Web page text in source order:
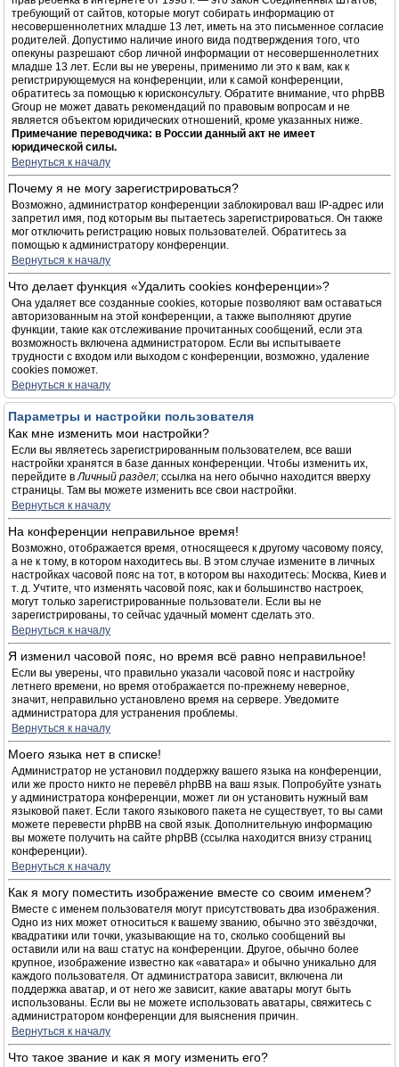
требующий от сайтов, которые могут собирать информацию от
несовершеннолетних младше 13 лет, иметь на это письменное согласие
родителей. Допустимо наличие иного вида подтверждения того, что
опекуны разрешают сбор личной информации от несовершеннолетних
младше 13 лет. Если вы не уверены, применимо ли это к вам, как к
регистрирующемуся на конференции, или к самой конференции,
обратитесь за помощью к юрисконсульту. Обратите внимание, что phpBB
Group не может давать рекомендаций по правовым вопросам и не
является объектом юридических отношений, кроме указанных ниже.
Примечание переводчика: в России данный акт не имеет
юридической силы.
Вернуться к началу
Почему я не могу зарегистрироваться?
Возможно, администратор конференции заблокировал ваш IP-адрес или
запретил имя, под которым вы пытаетесь зарегистрироваться. Он также
мог отключить регистрацию новых пользователей. Обратитесь за
помощью к администратору конференции.
Вернуться к началу
Что делает функция «Удалить cookies конференции»?
Она удаляет все созданные cookies, которые позволяют вам оставаться
авторизованным на этой конференции, а также выполняют другие
функции, такие как отслеживание прочитанных сообщений, если эта
возможность включена администратором. Если вы испытываете
трудности с входом или выходом с конференции, возможно, удаление
cookies поможет.
Вернуться к началу
Параметры и настройки пользователя
Как мне изменить мои настройки?
Если вы являетесь зарегистрированным пользователем, все ваши
настройки хранятся в базе данных конференции. Чтобы изменить их,
перейдите вЛичный раздел; ссылка на него обычно находится вверху
страницы. Там вы можете изменить все свои настройки.
Вернуться к началу
На конференции неправильное время!
Возможно, отображается время, относящееся к другому часовому поясу,
а не к тому, в котором находитесь вы. В этом случае измените в личных
настройках часовой пояс на тот, в котором вы находитесь: Москва, Киев и
т. д. Учтите, что изменять часовой пояс, как и большинство настроек,
могут только зарегистрированные пользователи. Если вы не
зарегистрированы, то сейчас удачный момент сделать это.
Вернуться к началу
Я изменил часовой пояс, но время всё равно неправильное!
Если вы уверены, что правильно указали часовой пояс и настройку
летнего времени, но время отображается по-прежнему неверное,
значит, неправильно установлено время на сервере. Уведомите
администратора для устранения проблемы.
Вернуться к началу
Моего языка нет в списке!
Администратор не установил поддержку вашего языка на конференции,
или же просто никто не перевёл phpBB на ваш язык. Попробуйте узнать
у администратора конференции, может ли он установить нужный вам
языковой пакет. Если такого языкового пакета не существует, то вы сами
можете перевести phpBB на свой язык. Дополнительную информацию
вы можете получить на сайте phpBB (ссылка находится внизу страниц
конференции).
Вернуться к началу
Как я могу поместить изображение вместе со своим именем?
Вместе с именем пользователя могут присутствовать два изображения.
Одно из них может относиться к вашему званию, обычно это звёздочки,
квадратики или точки, указывающие на то, сколько сообщений вы
оставили или на ваш статус на конференции. Другое, обычно более
крупное, изображение известно как «аватара» и обычно уникально для
каждого пользователя. От администратора зависит, включена ли
поддержка аватар, и от него же зависит, какие аватары могут быть
использованы. Если вы не можете использовать аватары, свяжитесь с
администратором конференции для выяснения причин.
Вернуться к началу
Что такое звание и как я могу изменить его?